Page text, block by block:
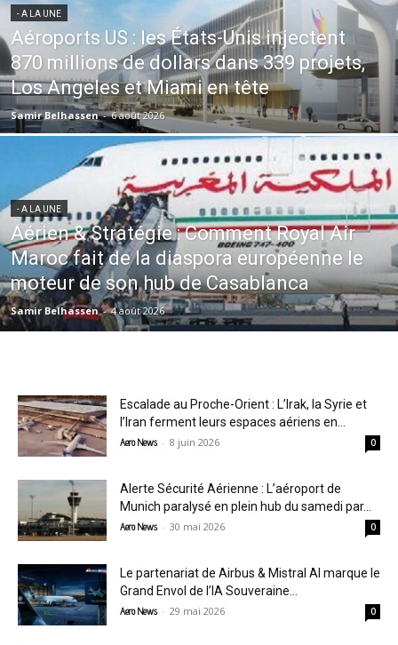
- A LA UNE
Aéroports US : les États-Unis injectent
870 millions de dollars dans 339 projets,
Los Angeles et Miami en tête
Samir Belhassen - 6 août 2026
- A LA UNE
Aérien & Stratégie : Comment Royal Air
Maroc fait de la diaspora européenne le
moteur de son hub de Casablanca
Samir Belhassen - 4 août 2026
Escalade au Proche-Orient : L’Irak, la Syrie et
l’Iran ferment leurs espaces aériens en...
Aero News - 8 juin 2026 0
Alerte Sécurité Aérienne : L’aéroport de
Munich paralysé en plein hub du samedi par...
Aero News - 30 mai 2026 0
Le partenariat de Airbus & Mistral AI marque le
Grand Envol de l’IA Souveraine...
Aero News - 29 mai 2026 0